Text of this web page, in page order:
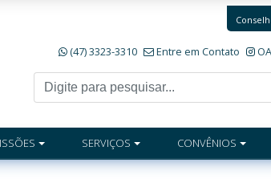
(47) 3323-3310 Entre em Contato
SERVIÇOS CONVÊNIOS